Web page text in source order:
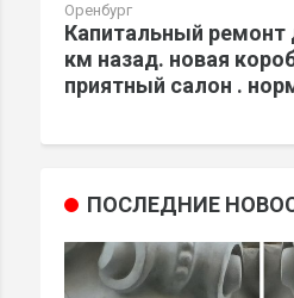
Оренбург
Капитальный ремонт
км назад. новая
приятный салон .
ПОСЛЕДНИЕ